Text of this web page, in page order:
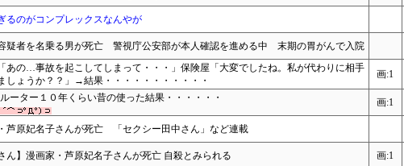
るのがコンプレックスなんやが
容疑者を名乗る男が死亡 警視庁公安部が本人確認を進める中 末期の胃がんで入院
あの…事故を起こしてしまって・・・」保険屋「大変でしたね。私が代わりに相手
しょうか？？」→結果・・・・・・・・・・・
画:1
ーター１０年くらい昔の使った結果・・・・・・ 画:1
芦原妃名子さんが死亡 「セクシー田中さん」など連載
ん】漫画家・芦原妃名子さんが死亡 自殺とみられる 画:1